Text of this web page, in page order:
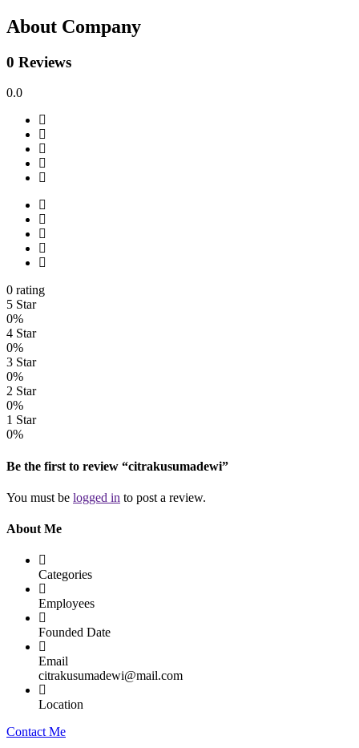
About Company
0 Reviews
0.0
0 rating
5 Star
0%
4 Star
0%
3 Star
0%
2 Star
0%
1 Star
0%
Be the first to review “citrakusumadewi”
You must be logged in to post a review.
About Me
Categories
Employees
Founded Date
Email
citrakusumadewi@mail.com
Location
Contact Me